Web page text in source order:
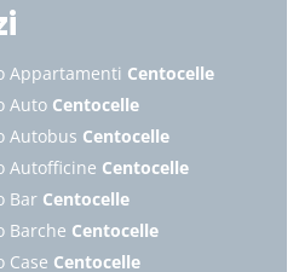
Appartamenti Centocelle
Auto Centocelle
Autobus Centocelle
Autofficine Centocelle
Bar Centocelle
Barche Centocelle
Case Centocelle